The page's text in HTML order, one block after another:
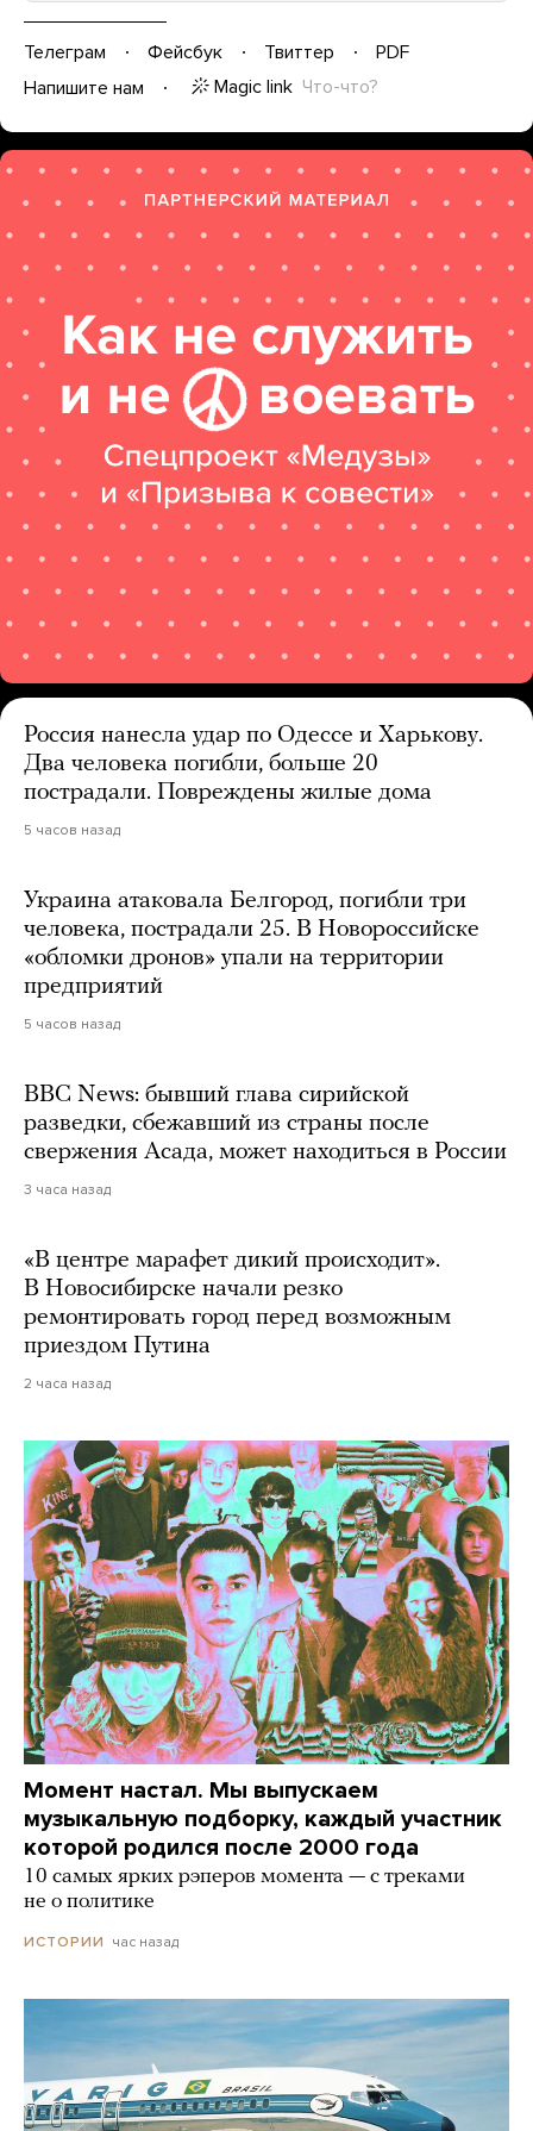
Телеграм Фейсбук Твиттер
PDF
Напишите нам
Magic link Что-что?
Россия нанесла удар по Одессе и Харькову.
Два человека погибли, больше 20
пострадали. Повреждены жилые дома
5 часов назад
Украина атаковала Белгород, погибли три
человека, пострадали 25. В Новороссийске
«обломки дронов» упали на территории
предприятий
5 часов назад
BBC News: бывший глава сирийской
разведки, сбежавший из страны после
свержения Асада, может находиться в России
3 часа назад
«В центре марафет дикий происходит».
В Новосибирске начали резко
ремонтировать город перед возможным
приездом Путина
2 часа назад
Момент настал. Мы выпускаем
музыкальную подборку, каждый участник
которой родился после 2000 года
10 самых ярких рэперов момента — с треками
не о политике
ИСТОРИИ час назад